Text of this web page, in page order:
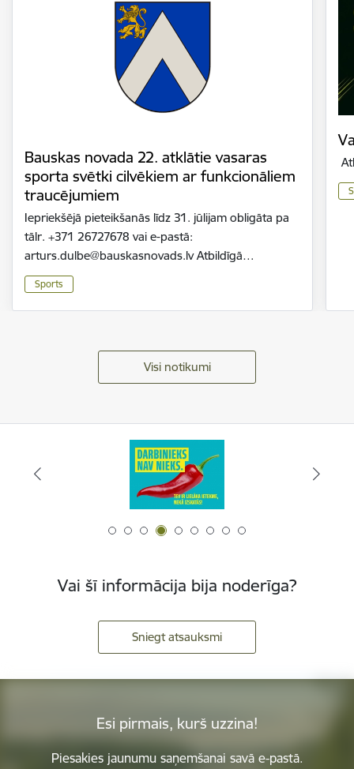
Bauskas novada 22. atklātie vasaras
sporta svētki cilvēkiem ar funkcionāliem
traucējumiem
Iepriekšējā pieteikšanās līdz 31. jūlijam obligāta pa
tālr. +371 26727678 vai e-pastā:
arturs.dulbe@bauskasnovads.lv Atbildīgā…
Sports
Visi notikumi
Vai šī informācija bija noderīga?
Sniegt atsauksmi
Esi pirmais, kurš uzzina!
Piesakies jaunumu saņemšanai savā e-pastā.